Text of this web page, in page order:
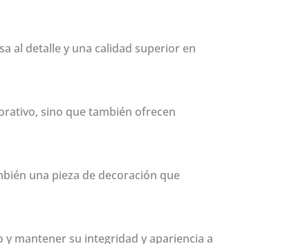
al detalle y una calidad superior en
sino que también ofrecen
una pieza de decoración que
mantener su integridad y apariencia a